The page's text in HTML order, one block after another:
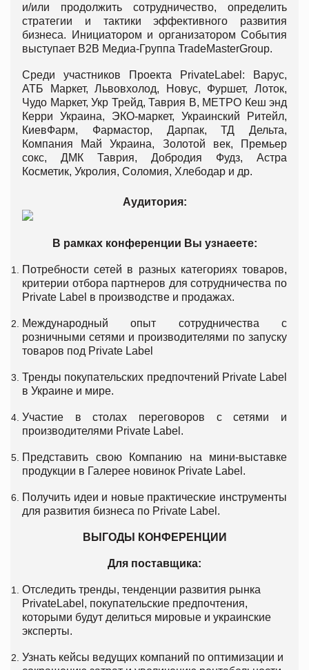
и/или продолжить сотрудничество, определить
стратегии и тактики эффективного развития
бизнеса. Инициатором и организатором События
выступает B2B Медиа-Группа TradeMasterGroup.
Среди участников Проекта PrivateLabel: Варус,
АТБ Маркет, Львовхолод, Новус, Фуршет, Лоток,
Чудо Маркет, Укр Трейд, Таврия В, МЕТРО Кеш энд
Керри Украина, ЭКО-маркет, Украинский Ритейл,
КиевФарм, Фармастор, Дарпак, ТД Дельта,
Компания Май Украина, Золотой век, Премьер
сокс, ДМК Таврия, Добродия Фудз, Астра
Косметик, Укролия, Соломия, Хлебодар и др.
Аудитория:
В рамках конференции Вы узнаеете:
Потребности сетей в разных категориях товаров,
критерии отбора партнеров для сотрудничества по
Private Label в производстве и продажах.
Международный опыт сотрудничества с
розничными сетями и производителями по запуску
товаров под Private Label
Тренды покупательских предпочтений Private Label
в Украине и мире.
Участие в столах переговоров с сетями и
производителями Private Label.
Представить свою Компанию на мини-выставке
продукции в Галерее новинок Private Label.
Получить идеи и новые практические инструменты
для развития бизнеса по Private Label.
ВЫГОДЫ КОНФЕРЕНЦИИ
Для поставщика:
Отследить тренды, тенденции развития рынка
PrivateLabel, покупательские предпочтения,
которыми будут делиться мировые и украинские
эксперты.
Узнать кейсы ведущих компаний по оптимизации и